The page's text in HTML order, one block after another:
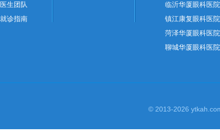
医生团队
就诊指南
临沂华厦眼科医院
镇江康复眼科医院
菏泽华厦眼科医院
聊城华厦眼科医院
© 2013-2026